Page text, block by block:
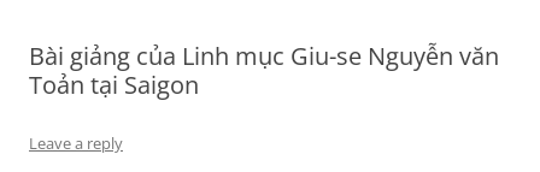
Bài giảng của Linh mục Giu-se Nguyễn văn
Toản tại Saigon
Leave a reply